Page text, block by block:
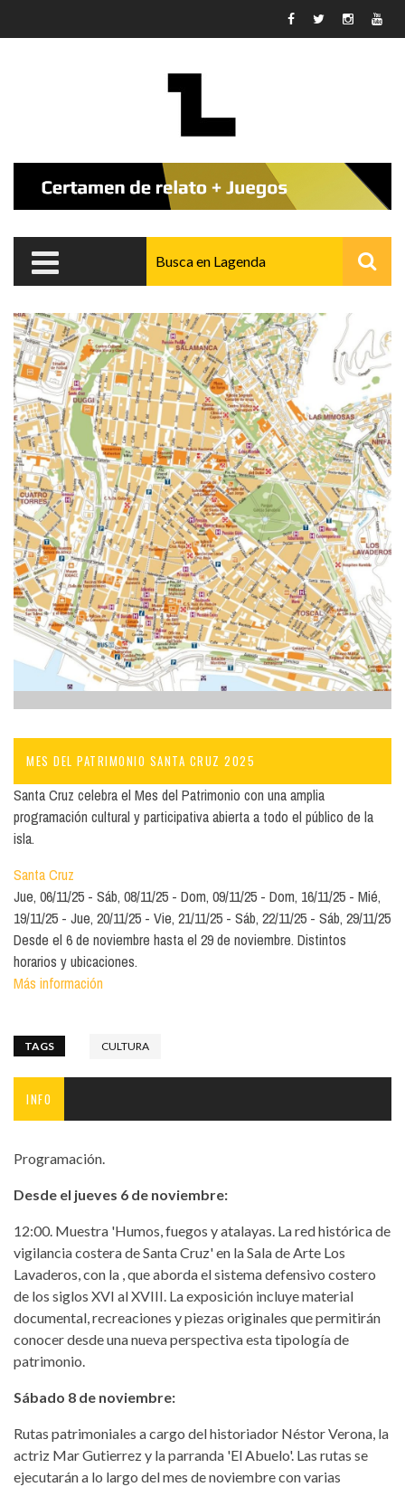
MES DEL PATRIMONIO SANTA CRUZ 2025
Santa Cruz celebra el Mes del Patrimonio con una amplia
programación cultural y participativa abierta a todo el público de la
isla.
Santa Cruz
Jue, 06/11/25
Sáb, 08/11/25 Dom, 09/11/25 Dom, 16/11/25
Mié,
19/11/25
Jue, 20/11/25 Vie, 21/11/25 Sáb, 22/11/25
Sáb, 29/11/25
Desde el 6 de noviembre hasta el 29 de noviembre. Distintos
horarios y ubicaciones.
Más información
TAGS CULTURA
INFO
Programación.
Desde el jueves 6 de noviembre:
12:00. Muestra 'Humos, fuegos y atalayas. La red histórica de
vigilancia costera de Santa Cruz' en la Sala de Arte Los
Lavaderos, con la , que aborda el sistema defensivo costero
de los siglos XVI al XVIII. La exposición incluye material
documental, recreaciones y piezas originales que permitirán
conocer desde una nueva perspectiva esta tipología de
patrimonio.
Sábado 8 de noviembre:
Rutas patrimoniales a cargo del historiador Néstor Verona, la
actriz Mar Gutierrez y la parranda 'El Abuelo'. Las rutas se
ejecutarán a lo largo del mes de noviembre con varias